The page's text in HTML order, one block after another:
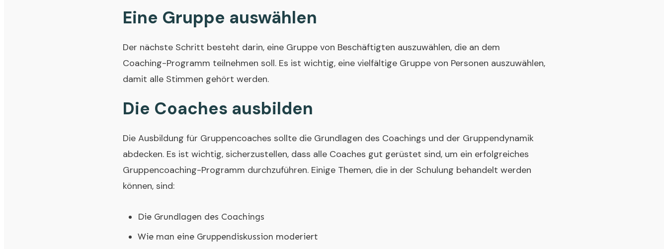
Eine Gruppe auswählen
Der nächste Schritt besteht darin, eine Gruppe von Beschäftigten auszuwählen, die an dem
Coaching-Programm teilnehmen soll. Es ist wichtig, eine vielfältige Gruppe von Personen auszuwählen,
damit alle Stimmen gehört werden.
Die Coaches ausbilden
Die Ausbildung für Gruppencoaches sollte die Grundlagen des Coachings und der Gruppendynamik
abdecken. Es ist wichtig, sicherzustellen, dass alle Coaches gut gerüstet sind, um ein erfolgreiches
Gruppencoaching-Programm durchzuführen. Einige Themen, die in der Schulung behandelt werden
können, sind:
Die Grundlagen des Coachings
Wie man eine Gruppendiskussion moderiert